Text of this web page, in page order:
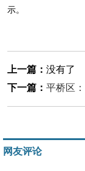
示。
上一篇： 没有了
下一篇： 平桥区：
网友评论